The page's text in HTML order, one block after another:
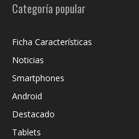
Categoría popular
Ficha Características
Noticias
Smartphones
Android
Destacado
Tablets